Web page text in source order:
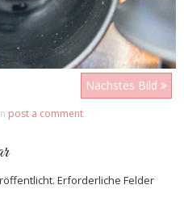
Nächstes Bild
post a comment.
Erforderliche Felder